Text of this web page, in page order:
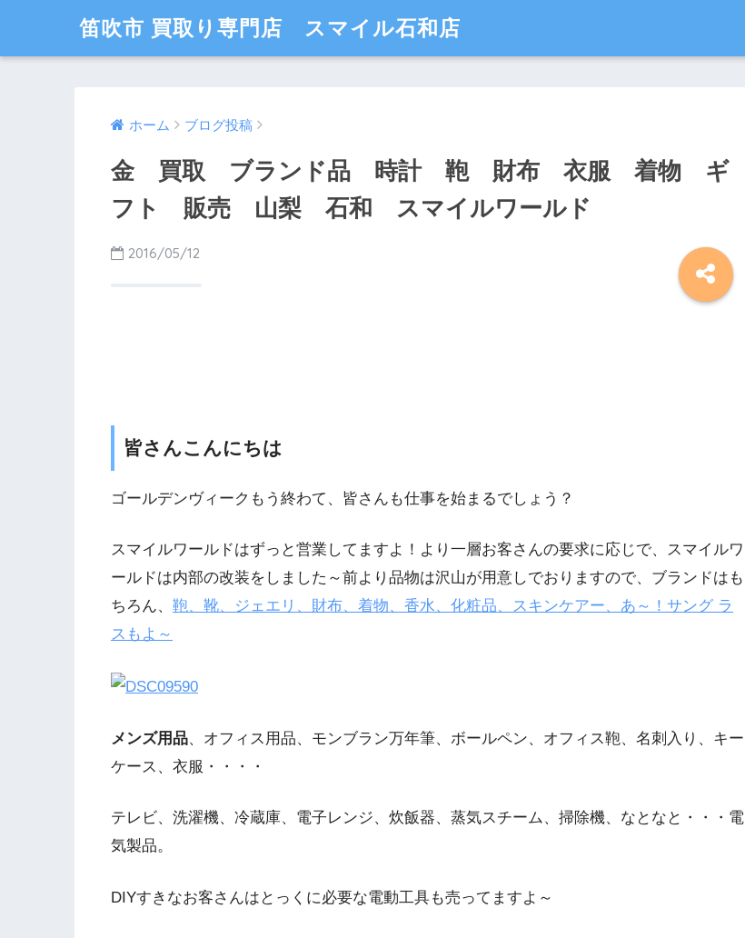
笛吹市 買取り専門店 スマイル石和店
ホーム ブログ投稿
金 買取 ブランド品 時計 鞄 財布 衣服 着物 ギ
フト 販売 山梨 石和 スマイルワールド
2016/05/12
皆さんこんにちは
ゴールデンヴィークもう終わて、皆さんも仕事を始まるでしょう？
スマイルワールドはずっと営業してますよ！より一層お客さんの要求に応じで、スマイルワ
ールドは内部の改装をしました～前より品物は沢山が用意しでおりますので、ブランドはも
ちろん、 鞄、靴、ジェエリ、財布、着物、香水、化粧品、スキンケアー、あ～！サング ラ
スもよ～
メンズ用品、オフィス用品、モンブラン万年筆、ボールペン、オフィス鞄、名刺入り、キー
ケース、衣服・・・・
テレビ、洗濯機、冷蔵庫、電子レンジ、炊飯器、蒸気スチーム、掃除機、なとなと・・・電
気製品。
DIYすきなお客さんはとっくに必要な電動工具も売ってますよ～